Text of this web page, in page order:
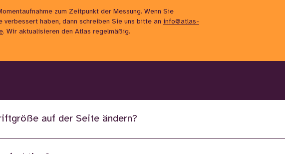
zum Zeitpunkt der Messung. Wenn Sie
verbessert haben, dann schreiben Sie uns bitte an info@atlas-
. Wir aktualisieren den Atlas regelmäßig.
auf der Seite ändern?